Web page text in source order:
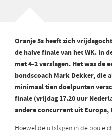
Oranje 5s heeft zich
de halve finale van het WK. In
met 4-2 verslagen. Het was de
bondscoach Mark Dekker, die
minimaal tien doelpunten
finale (vrijdag 17.20 uur
andere concurrent uit Europa,
Hoewel de uitslagen in de poule